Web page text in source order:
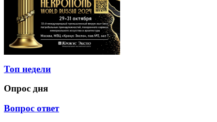
Топ недели
Опрос дня
Вопрос ответ